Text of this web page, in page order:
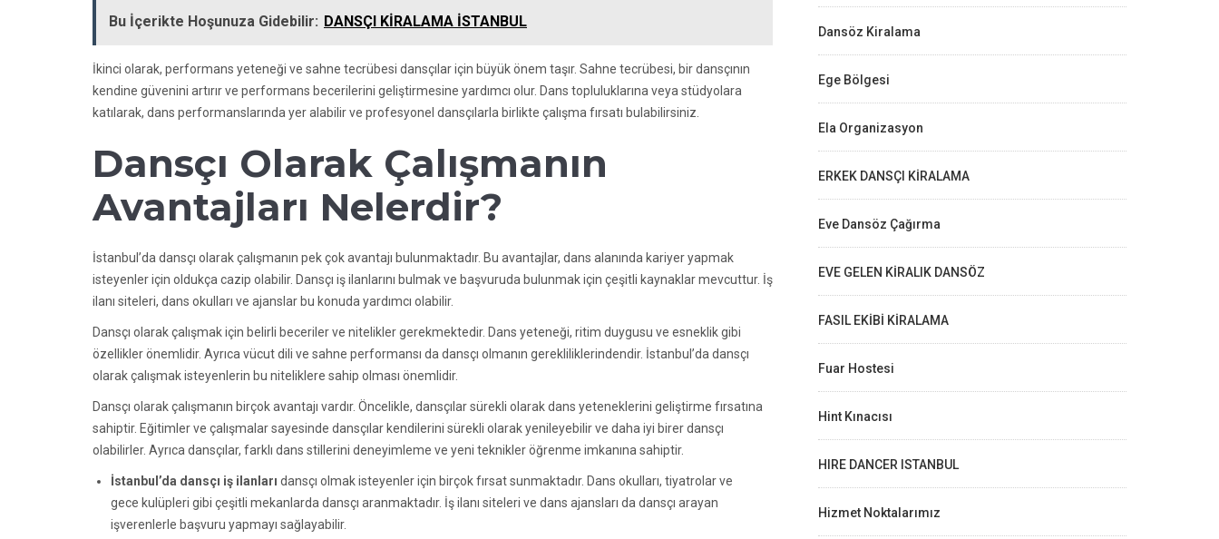
Bu İçerikte Hoşunuza Gidebilir: DANSÇI KİRALAMA İSTANBUL
İkinci olarak, performans yeteneği ve sahne tecrübesi dansçılar için büyük önem taşır. Sahne tecrübesi, bir dansçının
kendine güvenini artırır ve performans becerilerini geliştirmesine yardımcı olur. Dans topluluklarına veya stüdyolara
katılarak, dans performanslarında yer alabilir ve profesyonel dansçılarla birlikte çalışma fırsatı bulabilirsiniz.
Dansçı Olarak Çalışmanın
Avantajları Nelerdir?
İstanbul’da dansçı olarak çalışmanın pek çok avantajı bulunmaktadır. Bu avantajlar, dans alanında kariyer yapmak
isteyenler için oldukça cazip olabilir. Dansçı iş ilanlarını bulmak ve başvuruda bulunmak için çeşitli kaynaklar mevcuttur. İş
ilanı siteleri, dans okulları ve ajanslar bu konuda yardımcı olabilir.
Dansçı olarak çalışmak için belirli beceriler ve nitelikler gerekmektedir. Dans yeteneği, ritim duygusu ve esneklik gibi
özellikler önemlidir. Ayrıca vücut dili ve sahne performansı da dansçı olmanın gerekliliklerindendir. İstanbul’da dansçı
olarak çalışmak isteyenlerin bu niteliklere sahip olması önemlidir.
Dansçı olarak çalışmanın birçok avantajı vardır. Öncelikle, dansçılar sürekli olarak dans yeteneklerini geliştirme fırsatına
sahiptir. Eğitimler ve çalışmalar sayesinde dansçılar kendilerini sürekli olarak yenileyebilir ve daha iyi birer dansçı
olabilirler. Ayrıca dansçılar, farklı dans stillerini deneyimleme ve yeni teknikler öğrenme imkanına sahiptir.
İstanbul’da dansçı iş ilanları dansçı olmak isteyenler için birçok fırsat sunmaktadır. Dans okulları, tiyatrolar ve
gece kulüpleri gibi çeşitli mekanlarda dansçı aranmaktadır. İş ilanı siteleri ve dans ajansları da dansçı arayan
işverenlerle başvuru yapmayı sağlayabilir.
Dansöz Kiralama
Ege Bölgesi
Ela Organizasyon
ERKEK DANSÇI KİRALAMA
Eve Dansöz Çağırma
EVE GELEN KİRALIK DANSÖZ
FASIL EKİBİ KİRALAMA
Fuar Hostesi
Hint Kınacısı
HIRE DANCER ISTANBUL
Hizmet Noktalarımız